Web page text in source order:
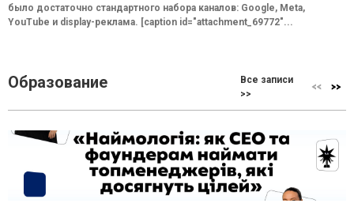
было достаточно стандартного набора каналов: Google, Meta,
YouTube и display-реклама. [caption id="attachment_69772"...
Образование
Все записи
>>